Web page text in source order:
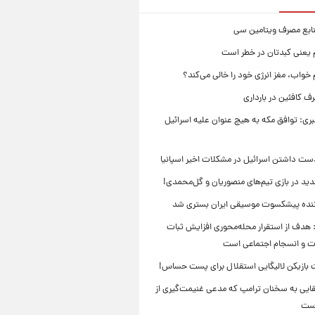
مصرف ویتامین سی
یعنی کبدتان در خطر است
خواب، مغز انرژی خود را خالی می‌کند؟
کافئین در بارداری
توافق مکه به هیچ عنوان علیه اسرائیل
داشتن اسرائیل در مشکلات اخیر اسپانیا
در بازی تیم‌های منصوریان و گل‌محمدی!
پیشکسوت موسیقی ایران بستری شد
هدف از استقرار محله‌محوری افزایش ثبات
و انسجام اجتماعی است
لالیگایی استقلال برای پست حساس!
به سخنان ترامپ که مدعی غنیمت‌گیری از